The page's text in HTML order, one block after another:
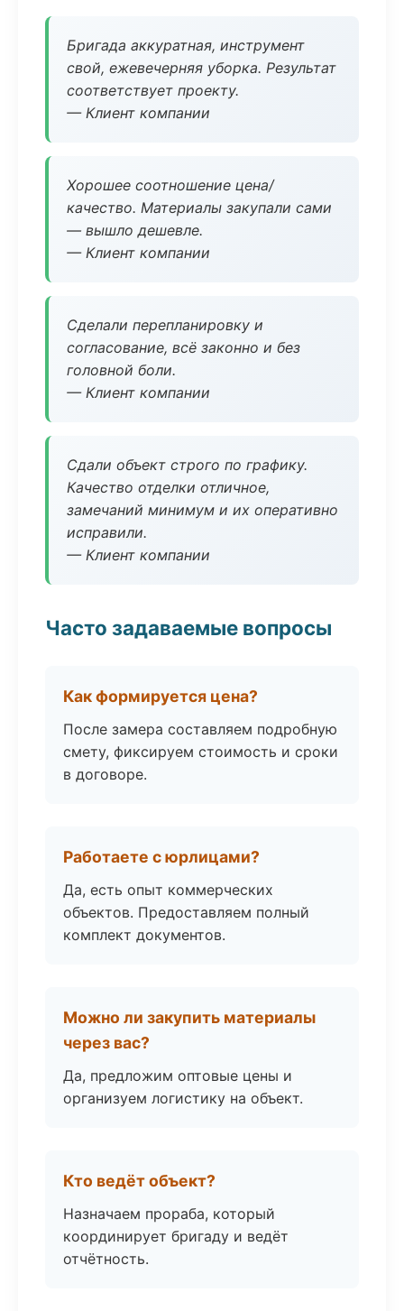
Бригада аккуратная, инструмент
свой, ежевечерняя уборка. Результат
соответствует проекту.
— Клиент компании
Хорошее соотношение цена/
качество. Материалы закупали сами
— вышло дешевле.
— Клиент компании
Сделали перепланировку и
согласование, всё законно и без
головной боли.
— Клиент компании
Сдали объект строго по графику.
Качество отделки отличное,
замечаний минимум и их оперативно
исправили.
— Клиент компании
Часто задаваемые вопросы
Как формируется цена?
После замера составляем подробную
смету, фиксируем стоимость и сроки
в договоре.
Работаете с юрлицами?
Да, есть опыт коммерческих
объектов. Предоставляем полный
комплект документов.
Можно ли закупить материалы
через вас?
Да, предложим оптовые цены и
организуем логистику на объект.
Кто ведёт объект?
Назначаем прораба, который
координирует бригаду и ведёт
отчётность.